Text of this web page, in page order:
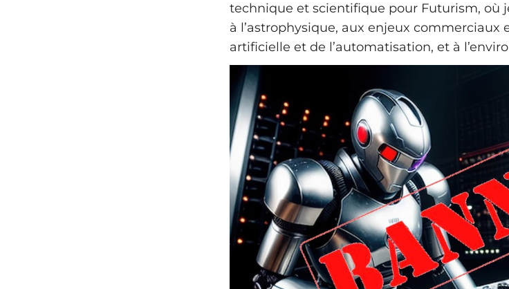
technique et scientifique pour Futurism, où
à l’astrophysique, aux enjeux commerciaux
artificielle et de l’automatisation, et à